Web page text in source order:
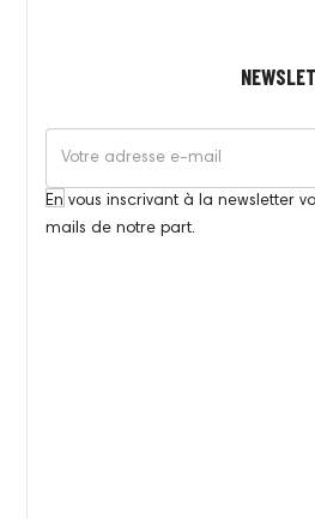
En vous inscrivant à la newsletter
mails de notre part.